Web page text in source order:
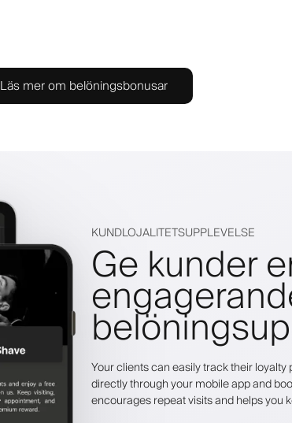
Läs mer om belöningsbonusar
KUNDLOJALITETSUPPLEVELSE
Ge kunder
Your clients can easily track their
directly through your mobile app and
encourages repeat visits and helps you